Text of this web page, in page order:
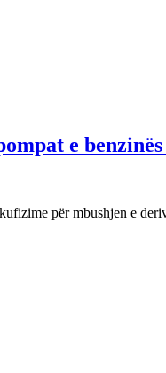
e
për mbushjen e